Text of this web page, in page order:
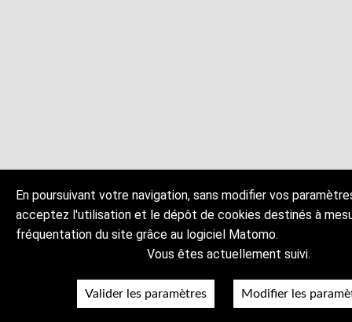
En poursuivant votre navigation, sans modifier vos
acceptez l'utilisation et le dépôt de cookies destinés à
fréquentation du site grâce au logiciel Matomo.
Vous êtes actuellement suivi.
Valider les paramètres Modifier les